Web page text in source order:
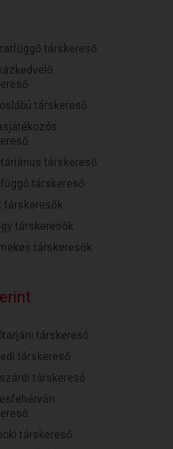
társkereső
társkereső
társkereső
társkereső
társkeresők
társkeresők
társkeresők
társkereső
társkereső
társkereső
társkereső